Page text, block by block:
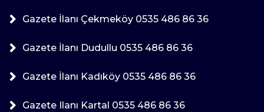
Gazete İlanı Çekmeköy 0535 486 86 36
Gazete İlanı Dudullu 0535 486 86 36
Gazete İlanı Kadıköy 0535 486 86 36
Gazete Ilanı Kartal 0535 486 86 36